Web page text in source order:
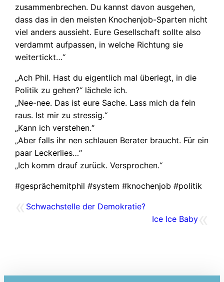
zusammenbrechen. Du kannst davon ausgehen,
dass das in den meisten Knochenjob-Sparten nicht
viel anders aussieht. Eure Gesellschaft sollte also
verdammt aufpassen, in welche Richtung sie
weitertickt…“
„Ach Phil. Hast du eigentlich mal überlegt, in die
Politik zu gehen?“ lächele ich.
„Nee-nee. Das ist eure Sache. Lass mich da fein
raus. Ist mir zu stressig.“
„Kann ich verstehen.“
„Aber falls ihr nen schlauen Berater braucht. Für ein
paar Leckerlies…“
„Ich komm drauf zurück. Versprochen.“
#gesprächemitphil #system #knochenjob #politik
Schwachstelle der Demokratie?
«
Ice Ice Baby